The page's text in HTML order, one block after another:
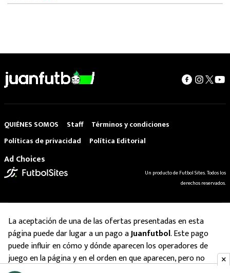
QUIÉNES SOMOS Staff
Términos y condiciones
Políticas de privacidad
Política Editorial
Ad Choices
Un producto de Futbol Sites. Todos los
derechos reservados.
La aceptación de una de las ofertas presentadas en esta
página puede dar lugar a un pago aJuanfutbol. Este pago
puede influir en cómo y dónde aparecen los operadores de
juego en la página y en el orden en que aparecen, pero no